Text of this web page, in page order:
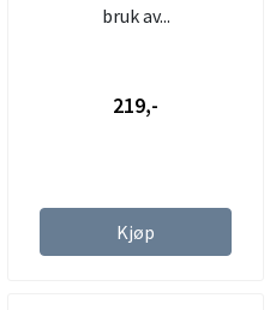
bruk av...
219,-
Kjøp